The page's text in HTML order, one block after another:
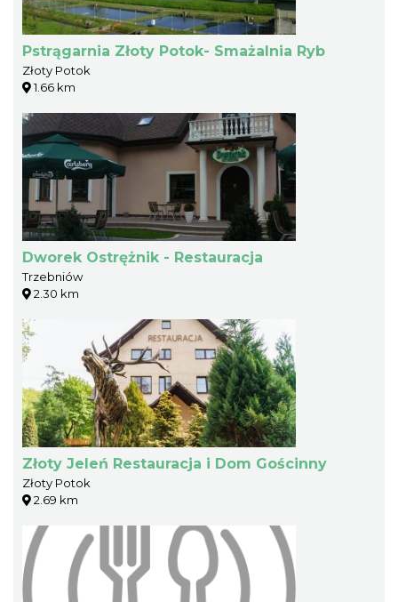
Pstrągarnia Złoty Potok- Smażalnia Ryb
Złoty Potok
1.66 km
Dworek Ostrężnik - Restauracja
Trzebniów
2.30 km
Złoty Jeleń Restauracja i Dom Gościnny
Złoty Potok
2.69 km